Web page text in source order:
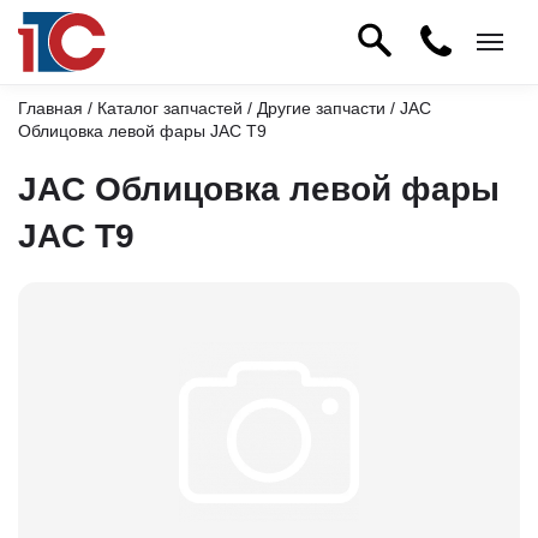
Главная / Каталог запчастей / Другие запчасти / JAC
Облицовка левой фары JAC T9
JAC Облицовка левой фары
JAC T9